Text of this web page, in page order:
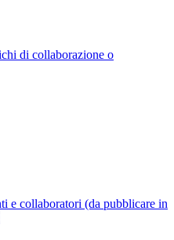
di collaborazione o
e collaboratori (da pubblicare in